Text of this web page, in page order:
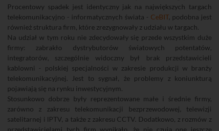
Procentowy spadek jest identyczny jak na największych targach
telekomunikacyjno - informatycznych świata - CeBIT, podobna jest
również struktura firm, które zrezygnowały z udziału w targach.
Na udział w tym roku nie zdecydowały się przede wszystkim duże
firmy: zabrakło dystrybutorów światowych potentatów,
integratorów, szczególnie widoczny był brak przedstawicieli
kablowni - polskiej specjalności w zakresie produkcji w branży
telekomunikacyjnej. Jest to sygnał, że problemy z koniunkturą
pojawiają się na rynku inwestycyjnym.
Stosunkowo dobrze były reprezentowane małe i średnie firmy,
zarówno z zakresu telekomunikacji bezprzewodowej, telewizji
satelitarnej i IPTV, a także z zakresu CCTV. Dodatkowo, z rozmów z